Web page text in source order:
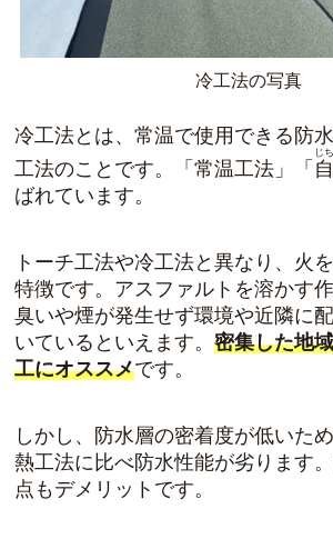
冷工法の写真
冷工法とは、常温で使用できる防
工法のことです。「常温工法」「
じ
ばれています。
トーチ工法や冷工法と異なり、火
特徴です。アスファルトを溶かす
臭いや煙が発生せず環境や近隣に
いているといえます。密集した地
工にオススメです。
しかし、防水層の密着度が低いた
熱工法に比べ防水性能が劣ります
点もデメリットです。